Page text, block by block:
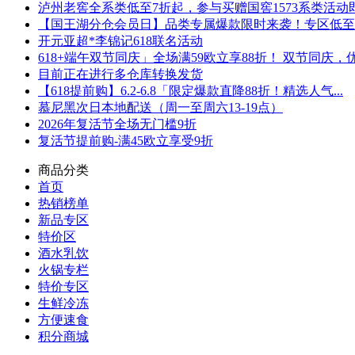
泸州老窖全系类低至7折起，参与买赠国窖1573系类活动
【国王湖分仓会员日】品类专属爆款限时来袭！专区低
开元亚超*李锦记618联名活动
618+端午双节同庆」全场满59欧立享88折！ 双节同庆，
目前正在进行多仓库转换发货
【618提前购】6.2-6.8「限定爆款直降88折！精选人气...
慕尼黑次日本地配送（周一至周六13-19点）
2026年复活节全场无门槛9折
复活节提前购-满45欧立享受9折
商品分类
首页
热销榜单
新品专区
特价区
酒水乳饮
火锅专栏
特价专区
生鲜冷冻
方便速食
积分商城